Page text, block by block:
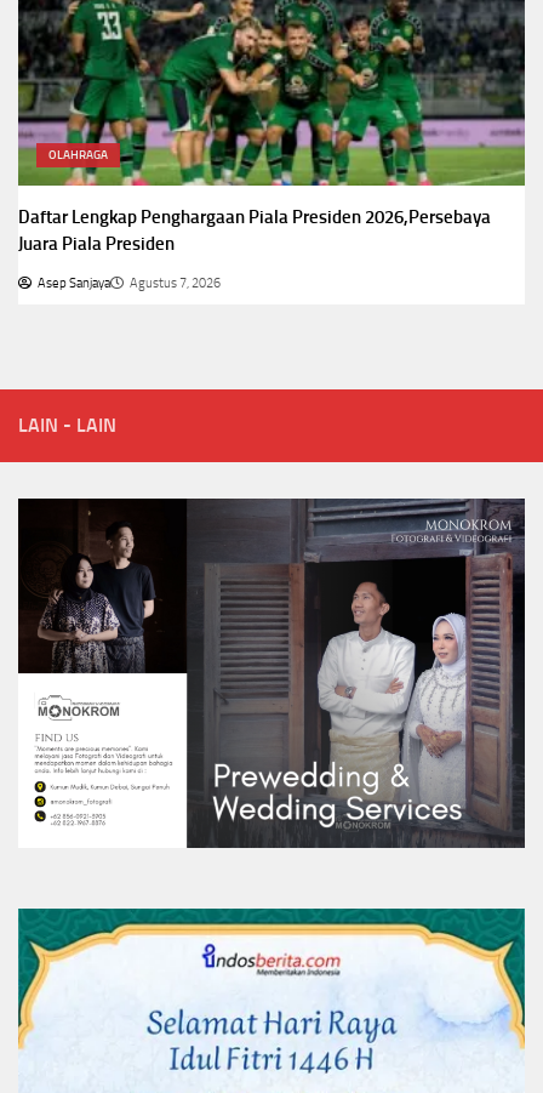
OLAHRAGA
Daftar Lengkap Penghargaan Piala Presiden 2026,Persebaya
Juara Piala Presiden
Asep Sanjaya Agustus 7, 2026
LAIN - LAIN